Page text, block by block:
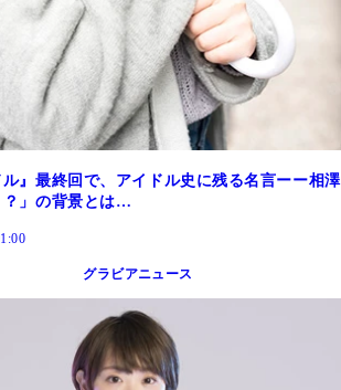
ル』最終回で、アイドル史に残る名言ーー相澤
？」の背景とは…
グラビアニュース